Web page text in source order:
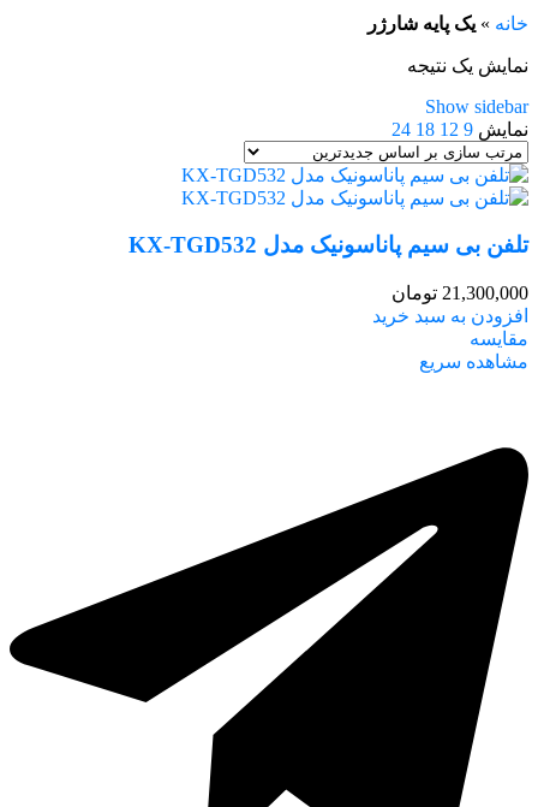
خانه » یک پایه شارژر
نمایش یک نتیجه
Show sidebar
نمایش 9
12
18
24
تلفن بی سیم پاناسونیک مدل KX-TGD532
21,300,000 تومان
افزودن به سبد خرید
مقایسه
مشاهده سریع